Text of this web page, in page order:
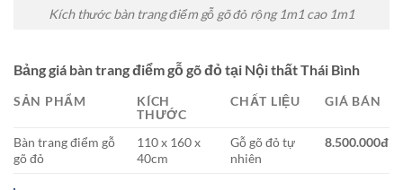
Kích thước bàn trang điểm gỗ gõ đỏ rộng 1m1 cao 1m1
Bảng giá bàn trang điểm gỗ gõ đỏ tại Nội thất Thái Bình
SẢN PHẨM
KÍCH
THƯỚC
CHẤT LIỆU GIÁ BÁN
Bàn trang điểm gỗ
gõ đỏ
110 x 160 x
40cm
Gỗ gõ đỏ tự
nhiên
8.500.000đ